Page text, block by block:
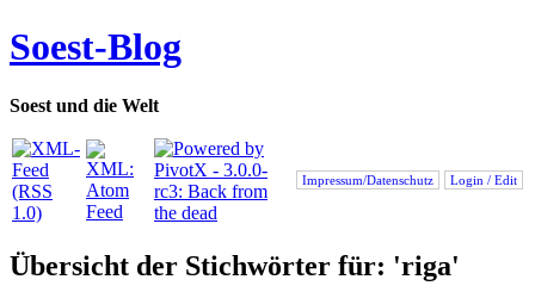
Soest-Blog
Soest und die Welt
Impressum/Datenschutz Login / Edit
Übersicht der Stichwörter für: 'riga'